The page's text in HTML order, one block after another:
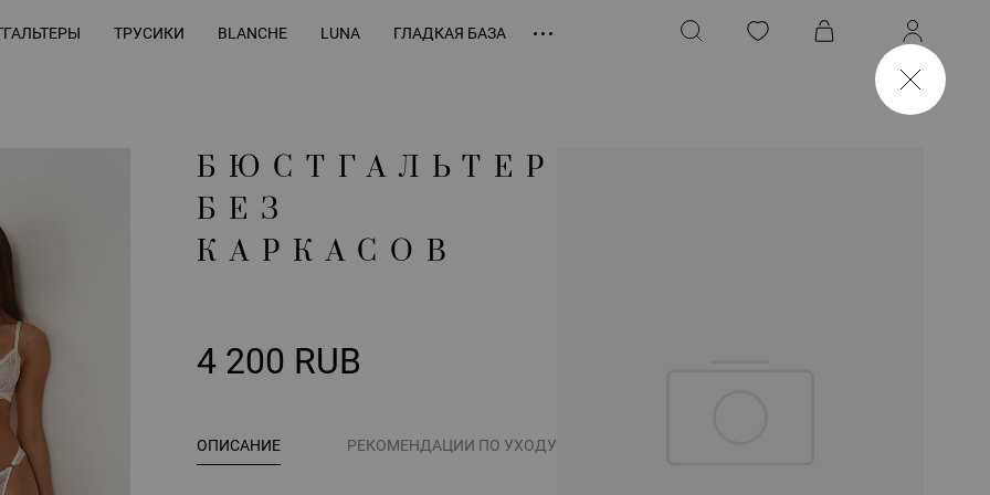
ТРУСИКИ BLANCHE LUNA ГЛАДКАЯ БАЗА
БЮСТГАЛЬТЕР
БЕЗ
КАРКАСОВ
4 200 RUB
ОПИСАНИЕ РЕКОМЕНДАЦИИ ПО УХОДУ